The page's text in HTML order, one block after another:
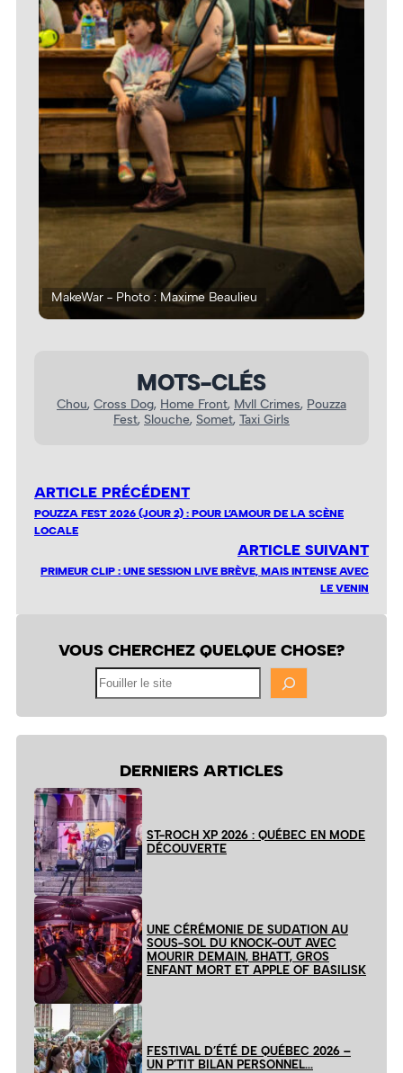
MakeWar - Photo : Maxime Beaulieu
MOTS-CLÉS
Chou, Cross Dog, Home Front, Mvll Crimes, Pouzza
Fest, Slouche, Somet, Taxi Girls
ARTICLE PRÉCÉDENT
POUZZA FEST 2026 (JOUR 2) : POUR L’AMOUR DE LA SCÈNE
LOCALE
ARTICLE SUIVANT
PRIMEUR CLIP : UNE SESSION LIVE BRÈVE, MAIS INTENSE AVEC
LE VENIN
VOUS CHERCHEZ QUELQUE CHOSE?
DERNIERS ARTICLES
ST-ROCH XP 2026 : QUÉBEC EN MODE
DÉCOUVERTE
UNE CÉRÉMONIE DE SUDATION AU
SOUS-SOL DU KNOCK-OUT AVEC
MOURIR DEMAIN, BHATT, GROS
ENFANT MORT ET APPLE OF BASILISK
FESTIVAL D’ÉTÉ DE QUÉBEC 2026 –
UN P’TIT BILAN PERSONNEL…